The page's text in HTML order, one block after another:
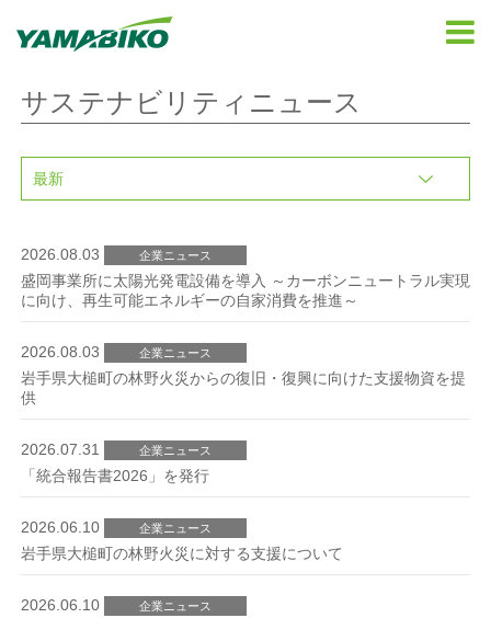
サステナビリティニュース
2026.08.03 企業ニュース
盛岡事業所に太陽光発電設備を導入 ～カーボンニュートラル実現
に向け、再生可能エネルギーの自家消費を推進～
2026.08.03 企業ニュース
岩手県大槌町の林野火災からの復旧・復興に向けた支援物資を提
供
2026.07.31 企業ニュース
「統合報告書2026」を発行
2026.06.10 企業ニュース
岩手県大槌町の林野火災に対する支援について
2026.06.10 企業ニュース